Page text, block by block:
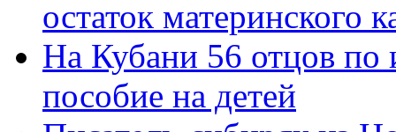
остаток материнского
На Кубани 56 отцов по
пособие на детей